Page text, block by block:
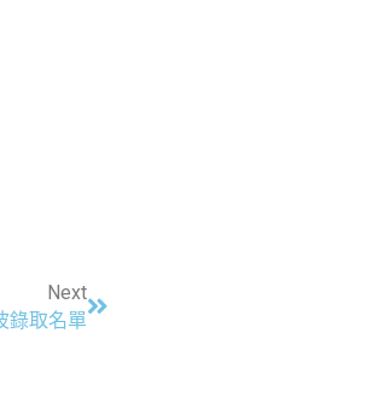
Next
錄取名單